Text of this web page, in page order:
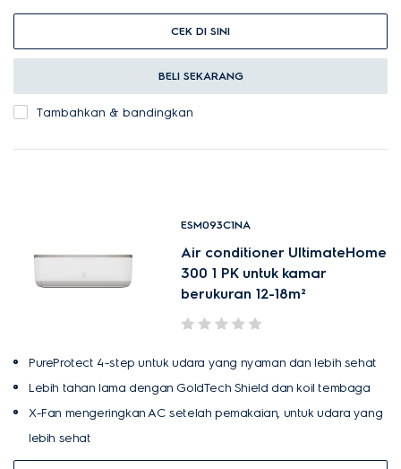
CEK DI SINI
BELI SEKARANG
Tambahkan & bandingkan
ESM093C1NA
Air conditioner UltimateHome
300 1 PK untuk kamar
berukuran 12-18m²
PureProtect 4-step untuk udara yang nyaman dan lebih sehat
Lebih tahan lama dengan GoldTech Shield dan koil tembaga
X-Fan mengeringkan AC setelah pemakaian, untuk udara yang
lebih sehat